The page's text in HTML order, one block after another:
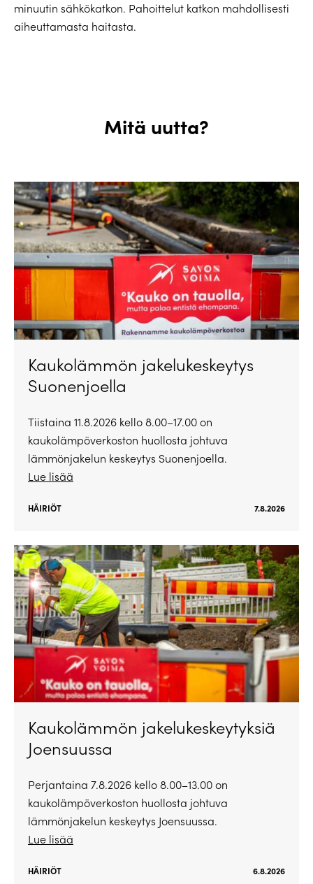
minuutin sähkökatkon. Pahoittelut katkon mahdollisesti
aiheuttamasta haitasta.
Mitä uutta?
Kaukolämmön jakelukeskeytys
Suonenjoella
Tiistaina 11.8.2026 kello 8.00–17.00 on
kaukolämpöverkoston huollosta johtuva
lämmönjakelun keskeytys Suonenjoella.
Lue lisää
HÄIRIÖT 7.8.2026
Kaukolämmön jakelukeskeytyksiä
Joensuussa
Perjantaina 7.8.2026 kello 8.00–13.00 on
kaukolämpöverkoston huollosta johtuva
lämmönjakelun keskeytys Joensuussa.
Lue lisää
HÄIRIÖT 6.8.2026